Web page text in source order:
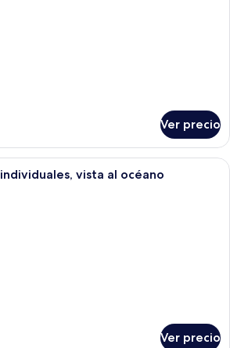
Ver precio
Una habitación de hotel con dos
vista al océano
Ver precio